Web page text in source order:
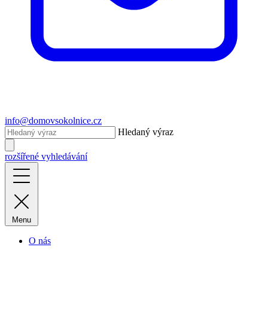
info@domovsokolnice.cz
Hledaný výraz
rozšířené vyhledávání
Menu
O nás